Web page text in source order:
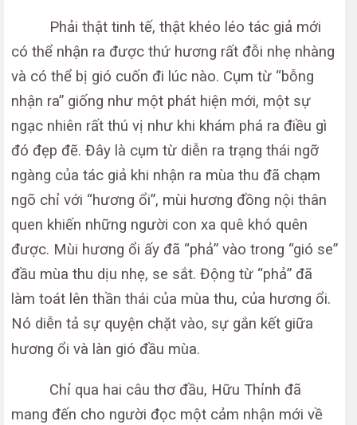
Phải thật tinh tế, thật khéo léo tác giả mới
có thể nhận ra được thứ hương rất đỗi nhẹ nhàng
và có thể bị gió cuốn đi lúc nào. Cụm từ “bỗng
nhận ra” giống như một phát hiện mới, một sự
ngạc nhiên rất thú vị như khi khám phá ra điều gì
đó đẹp đẽ. Đây là cụm từ diễn ra trạng thái ngỡ
ngàng của tác giả khi nhận ra mùa thu đã chạm
ngõ chỉ với “hương ổi”, mùi hương đồng nội thân
quen khiến những người con xa quê khó quên
được. Mùi hương ổi ấy đã “phả” vào trong “gió se”
đầu mùa thu dịu nhẹ, se sắt. Động từ “phả” đã
làm toát lên thần thái của mùa thu, của hương ổi.
Nó diễn tả sự quyện chặt vào, sự gắn kết giữa
hương ổi và làn gió đầu mùa.
Chỉ qua hai câu thơ đầu, Hữu Thỉnh đã
mang đến cho người đọc một cảm nhận mới về